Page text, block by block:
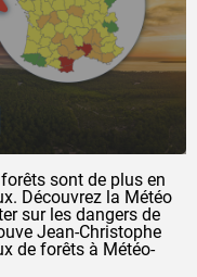
sont de plus en
Découvrez la Météo
sur les dangers de
Jean-Christophe
de forêts à Météo-